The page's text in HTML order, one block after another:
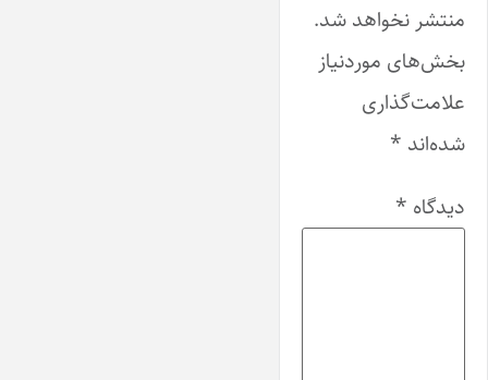
منتشر نخواهد شد.
بخش‌های موردنیاز
علامت‌گذاری
شده‌اند *
دیدگاه *